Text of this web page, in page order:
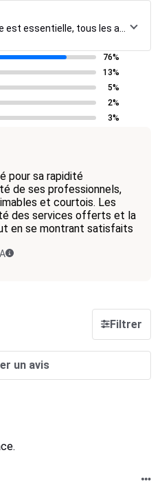
76%
13%
5%
2%
3%
pour sa rapidité
de ses professionnels,
et courtois. Les
des services offerts et la
en se montrant satisfaits
Filtrer
un avis